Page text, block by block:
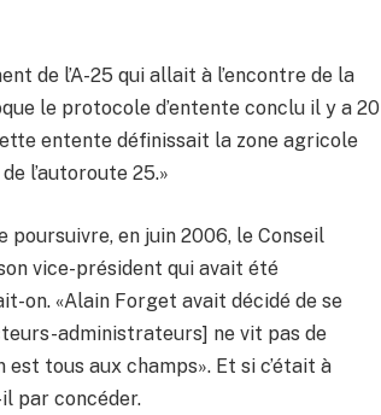
de l’A-25 qui allait à l’encontre de la
le protocole d’entente conclu il y a 20
entente définissait la zone agricole
l’autoroute 25.»
poursuivre, en juin 2006, le Conseil
vice-président qui avait été
on. «Alain Forget avait décidé de se
administrateurs] ne vit pas de
est tous aux champs». Et si c’était à
par concéder.